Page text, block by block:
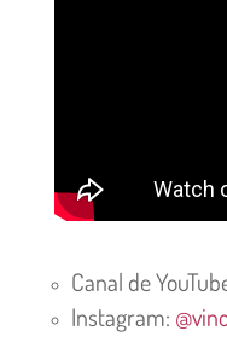
Canal de
Instagram: